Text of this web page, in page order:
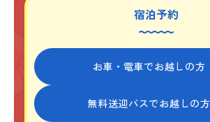
宿泊予約
お車・電車でお越しの方
無料送迎バスでお越しの方